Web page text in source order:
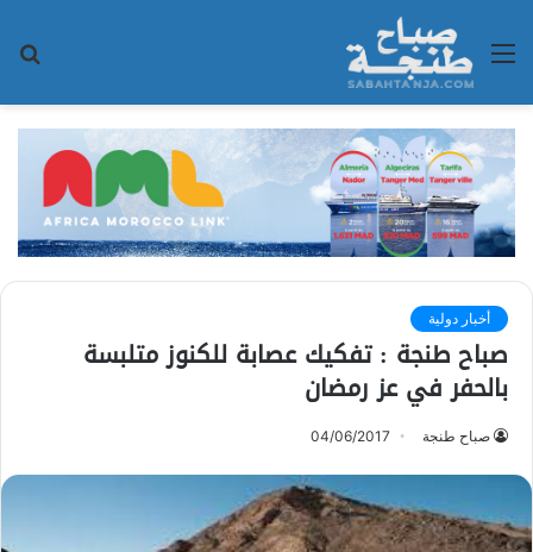
القائمة
أخبار دولية
صباح طنجة : تفكيك عصابة للكنوز متلبسة
بالحفر في عز رمضان
صباح طنجة 04/06/2017